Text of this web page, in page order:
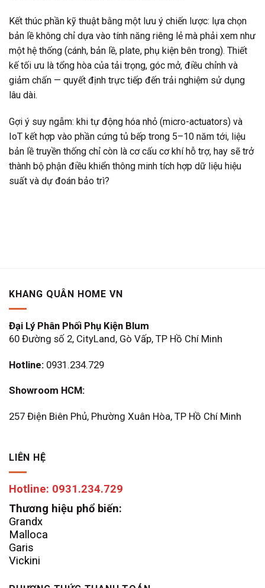
Kết thúc phần kỹ thuật bằng một lưu ý chiến lược: lựa chọn
bản lề không chỉ dựa vào tính năng riêng lẻ mà phải xem như
một hệ thống (cánh, bản lề, plate, phụ kiện bên trong). Thiết
kế tối ưu là tổng hòa của tải trọng, góc mở, điều chỉnh và
giảm chấn — quyết định trực tiếp đến trải nghiệm sử dụng
lâu dài.
Gợi ý suy ngẫm: khi tự động hóa nhỏ (micro-actuators) và
IoT kết hợp vào phần cứng tủ bếp trong 5–10 năm tới, liệu
bản lề truyền thống chỉ còn là cơ cấu cơ khí hỗ trợ, hay sẽ trở
thành bộ phận điều khiển thông minh tích hợp dữ liệu hiệu
suất và dự đoán bảo trì?
KHANG QUÂN HOME VN
Đại Lý Phân Phối Phụ Kiện Blum
60 Đường số 2, CityLand, Gò Vấp, TP Hồ Chí Minh
Hotline: 0931.234.729
Showroom HCM:
257 Điện Biên Phủ, Phường Xuân Hòa, TP Hồ Chí Minh
LIÊN HỆ
Hotline: 0931.234.729
Thương hiệu phổ biến:
Grandx
Malloca
Garis
Vickini